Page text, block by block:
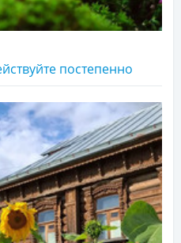
постепенно